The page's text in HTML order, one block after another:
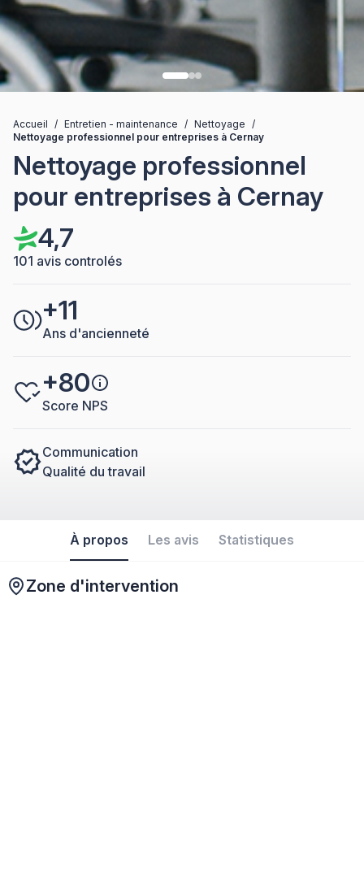
Accueil / Entretien - maintenance / Nettoyage /
Nettoyage professionnel pour entreprises à Cernay
Nettoyage professionnel
pour entreprises à Cernay
4,7
101 avis controlés
+11
Ans d'ancienneté
+80
Score NPS
Communication
Qualité du travail
À propos Les avis Statistiques
Zone d'intervention